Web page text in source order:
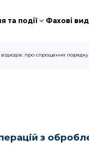
та події Фахові
про спрощення
з